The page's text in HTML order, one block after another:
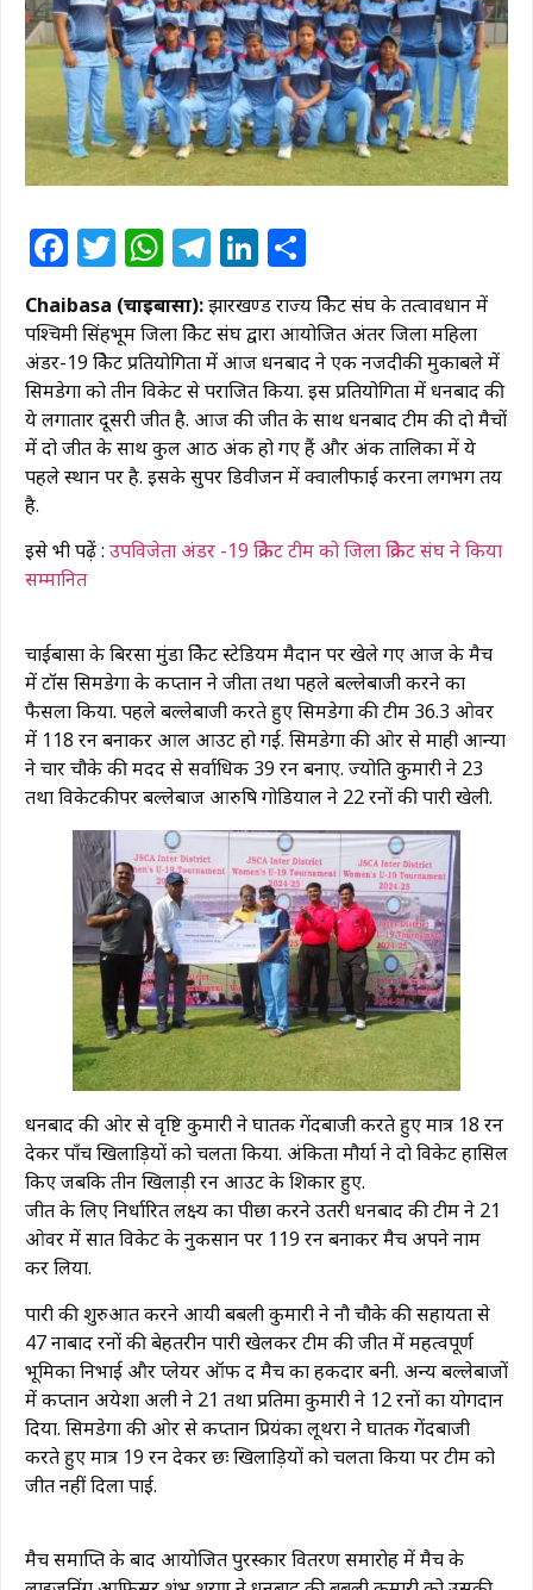
Facebook
Twitter
WhatsApp
Telegram
LinkedIn
Chaibasa (चाईबासा):झारखण्ड राज्य क्रिकेट संघ के तत्वावधान में
पश्चिमी सिंहभूम जिला क्रिकेट संघ द्वारा आयोजित अंतर जिला महिला
अंडर-19 क्रिकेट प्रतियोगिता में आज धनबाद ने एक नजदीकी मुकाबले में
सिमडेगा को तीन विकेट से पराजित किया. इस प्रतियोगिता में धनबाद की
ये लगातार दूसरी जीत है. आज की जीत के साथ धनबाद टीम की दो मैचों
में दो जीत के साथ कुल आठ अंक हो गए हैं और अंक तालिका में ये
पहले स्थान पर है. इसके सुपर डिवीजन में क्वालीफाई करना लगभग तय
है.
इसे भी पढ़ें : उपविजेता अंडर -19 क्रिकेट टीम को जिला क्रिकेट संघ ने किया
सम्मानित
चाईबासा के बिरसा मुंडा क्रिकेट स्टेडियम मैदान पर खेले गए आज के मैच
में टॉस सिमडेगा के कप्तान ने जीता तथा पहले बल्लेबाजी करने का
फैसला किया. पहले बल्लेबाजी करते हुए सिमडेगा की टीम 36.3 ओवर
में 118 रन बनाकर आल आउट हो गई. सिमडेगा की ओर से माही आन्या
ने चार चौके की मदद से सर्वाधिक 39 रन बनाए. ज्योति कुमारी ने 23
तथा विकेटकीपर बल्लेबाज आरुषि गोडियाल ने 22 रनों की पारी खेली.
धनबाद की ओर से वृष्टि कुमारी ने घातक गेंदबाजी करते हुए मात्र 18 रन
देकर पाँच खिलाड़ियों को चलता किया. अंकिता मौर्या ने दो विकेट हासिल
किए जबकि तीन खिलाड़ी रन आउट के शिकार हुए.
जीत के लिए निर्धारित लक्ष्य का पीछा करने उतरी धनबाद की टीम ने 21
ओवर में सात विकेट के नुकसान पर 119 रन बनाकर मैच अपने नाम
कर लिया.
पारी की शुरुआत करने आयी बबली कुमारी ने नौ चौके की सहायता से
47 नाबाद रनों की बेहतरीन पारी खेलकर टीम की जीत में महत्वपूर्ण
भूमिका निभाई और प्लेयर ऑफ द मैच का हकदार बनी. अन्य बल्लेबाजों
में कप्तान अयेशा अली ने 21 तथा प्रतिमा कुमारी ने 12 रनों का योगदान
दिया. सिमडेगा की ओर से कप्तान प्रियंका लूथरा ने घातक गेंदबाजी
करते हुए मात्र 19 रन देकर छः खिलाड़ियों को चलता किया पर टीम को
जीत नहीं दिला पाई.
मैच समाप्ति के बाद आयोजित पुरस्कार वितरण समारोह में मैच के